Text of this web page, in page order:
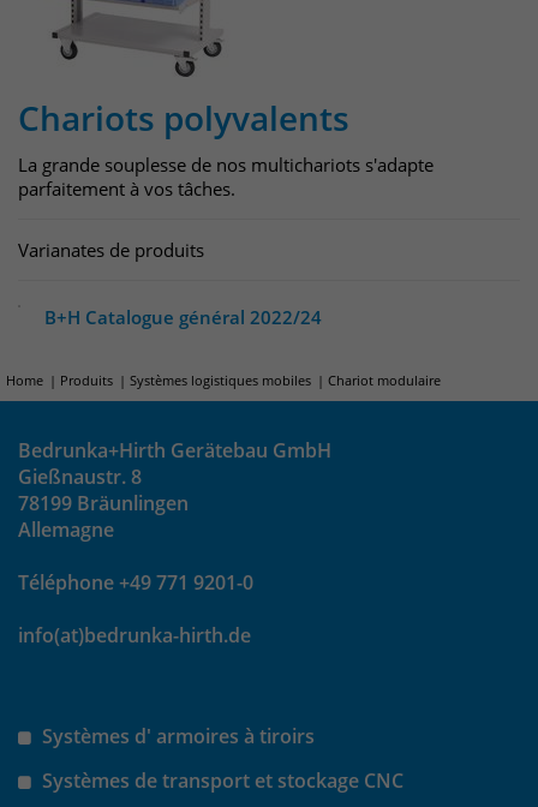
Chariots polyvalents
La grande souplesse de nos multichariots s'adapte
parfaitement à vos tâches.
Varianates de produits
B+H Catalogue général 2022/24
Home Produits Systèmes logistiques mobiles Chariot modulaire
Bedrunka+Hirth Gerätebau GmbH
Gießnaustr. 8
78199 Bräunlingen
Allemagne
Téléphone +49 771 9201-0
info(at)bedrunka-hirth.de
Systèmes d' armoires à tiroirs
Systèmes de transport et stockage CNC
um eindeutige Besucher zu
identifizieren. Die Daten werde lokal
auf unserem Server gespeichert und
sind damit externen Unternehmen
unzugänglich.
Laufzeit 30 Minuten
Zweck
Das Cookie wird genutzt um temporär
Session Daten zu speichern
Name
Anbieter
Laufzeit 30 Minuten
Das Cookie wird genutzt um temporär
Name